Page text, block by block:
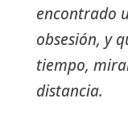
encontrado
obsesión, y
tiempo,
distancia.